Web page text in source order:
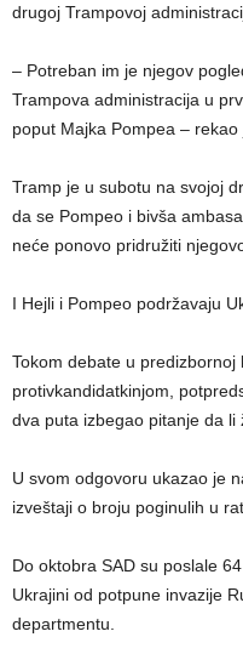
drugoj Trampovoj
– Potreban im je njegov
Trampova administracija u
poput Majka Pompea – rekao
Tramp je u subotu na svojoj
da se Pompeo i bivša
neće ponovo pridružiti
I Hejli i Pompeo podržavaju
Tokom debate u predizbornoj
protivkandidatkinjom,
dva puta izbegao pitanje da li
U svom odgovoru ukazao je
izveštaji o broju poginulih u
Do oktobra SAD su poslale
Ukrajini od potpune invazije
departmentu.